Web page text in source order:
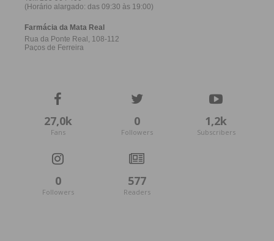
27,0k
Fans
0
Followers
1,2k
Subscribers
0
Followers
577
Readers